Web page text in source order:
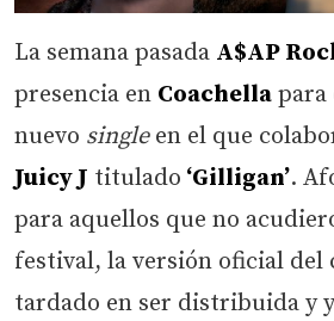
La semana pasada A$AP
presencia en Coachella para
nuevo singleen el que
Juicy J titulado ‘Gilligan’.
para aquellos que no
festival, la versión oficial del
tardado en ser distribuida y